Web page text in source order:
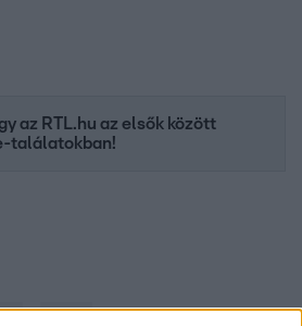
az RTL.hu az elsők között
találatokban!